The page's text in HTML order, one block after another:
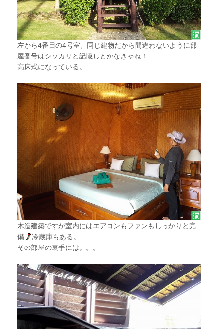
左から4番目の4号室。同じ建物だから間違わないように部
屋番号はシッカリと記憶しとかなきゃね！
高床式になっている。
木造建築ですが室内にはエアコンもファンもしっかりと完
備
冷蔵庫もある。
その部屋の裏手には。。。